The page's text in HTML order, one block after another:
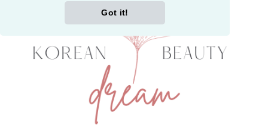
Got it!